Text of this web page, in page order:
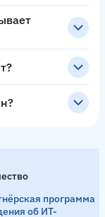
программа
об ИТ-